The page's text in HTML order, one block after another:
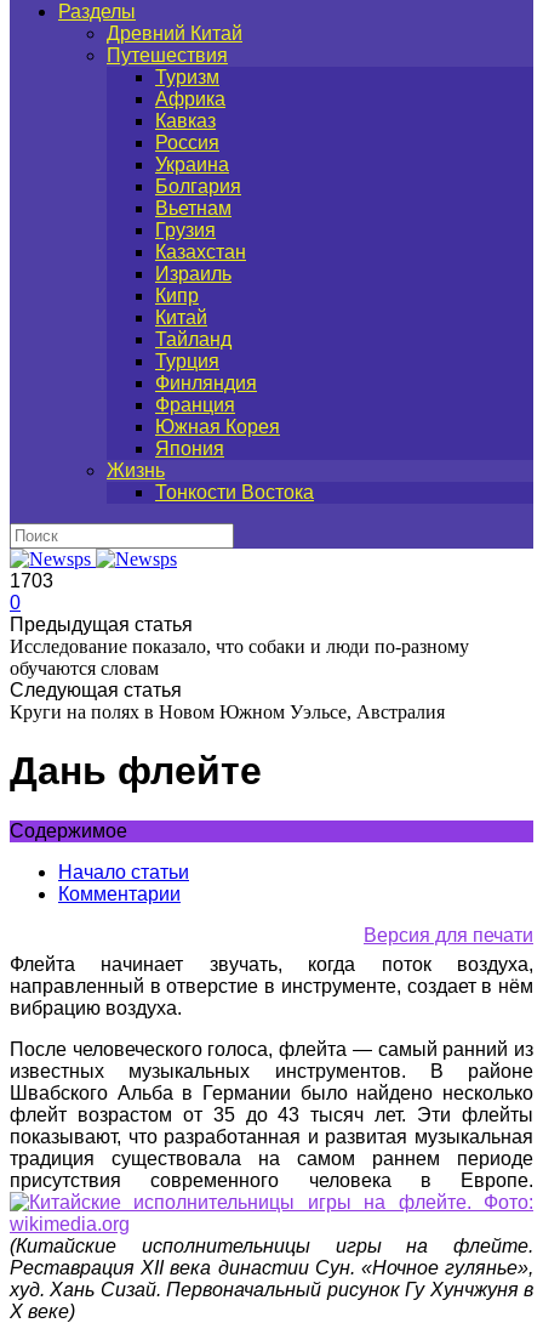
Разделы
Древний Китай
Путешествия
Туризм
Африка
Кавказ
Россия
Украина
Болгария
Вьетнам
Грузия
Казахстан
Израиль
Кипр
Китай
Тайланд
Турция
Финляндия
Франция
Южная Корея
Япония
Жизнь
Тонкости Востока
1703
0
Предыдущая статья
Исследование показало, что собаки и люди по-разному
обучаются словам
Следующая статья
Круги на полях в Новом Южном Уэльсе, Австралия
Дань флейте
Содержимое
Начало статьи
Комментарии
Версия для печати
Флейта начинает звучать, когда поток воздуха,
направленный в отверстие в инструменте, создает в нём
вибрацию воздуха.
После человеческого голоса, флейта — самый ранний из
известных музыкальных инструментов. В районе
Швабского Альба в Германии было найдено несколько
флейт возрастом от 35 до 43 тысяч лет. Эти флейты
показывают, что разработанная и развитая музыкальная
традиция существовала на самом раннем периоде
присутствия современного человека в Европе.
(Китайские исполнительницы игры на флейте.
Реставрация XII века династии Сун. «Ночное гулянье»,
худ. Хань Сизай. Первоначальный рисунок Гу Хунчжуня в
X веке)